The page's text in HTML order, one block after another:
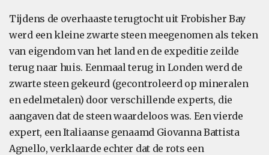
Tijdens de overhaaste terugtocht uit Frobisher Bay
werd een kleine zwarte steen meegenomen als teken
van eigendom van het land en de expeditie zeilde
terug naar huis. Eenmaal terug in Londen werd de
zwarte steen gekeurd (gecontroleerd op mineralen
en edelmetalen) door verschillende experts, die
aangaven dat de steen waardeloos was. Een vierde
expert, een Italiaanse genaamd Giovanna Battista
Agnello, verklaarde echter dat de rots een